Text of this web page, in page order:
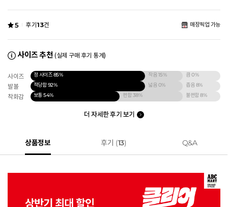
5 후기13건 매장픽업 가능
사이즈 추천 (실제 구매 후기 통계)
사이즈 정 사이즈85% 작음15% 큼0%
발볼 적당함92% 넓음0% 좁음8%
착화감 보통54% 편함38% 불편함8%
더 자세한 후기 보기
상품정보 후기 (13) Q&A